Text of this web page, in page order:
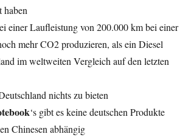
haben
einer Laufleistung von 200.000 km bei einer
mehr CO2 produzieren, als ein Diesel
im weltweiten Vergleich auf den letzten
nichts zu bieten
‘s gibt es keine deutschen Produkte
Chinesen abhängig